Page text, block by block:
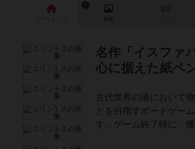
ゲーム 画像
名作「イスファ
心に据えた紙ペ
古代世界の港において
とを目指すボードゲー
す。ゲーム終了時に、